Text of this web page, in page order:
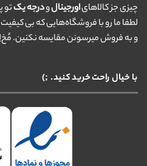
چیزی جز کالاهایاورجینالودرجه یکتو
لطفا ما رو با فروشگاه‌هایی که بی
و به فروش میرسونن مقایسه نکنین.
با خیال راحت خرید کنید. ;)